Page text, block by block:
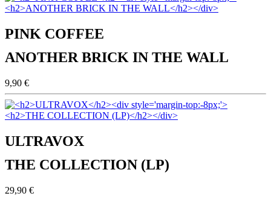
PINK COFFEE
ANOTHER BRICK IN THE WALL
9,90 €
ULTRAVOX
THE COLLECTION (LP)
29,90 €